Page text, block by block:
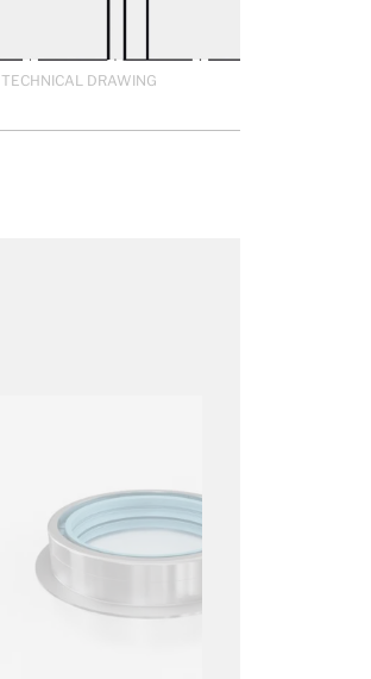
TECHNICAL DRAWING